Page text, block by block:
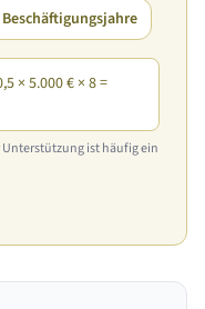
Beschäftigungsjahre
× 5.000 € × 8 =
ist häufig ein